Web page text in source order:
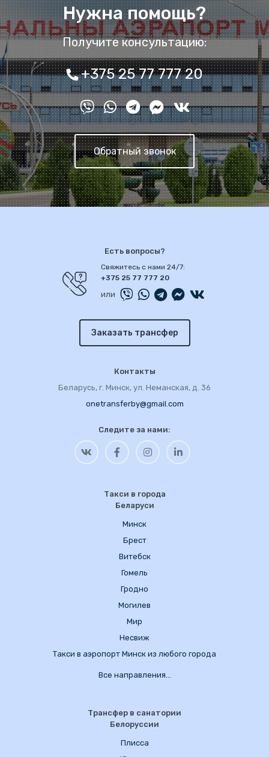
Нужна помощь?
Получите консультацию:
+375 25 77 777 20
Обратный звонок
Есть вопросы?
Свяжитесь с нами 24/7:
+375 25 77 777 20
или
Заказать трансфер
Контакты
Беларусь, г. Минск, ул. Неманская, д. 36
onetransferby@gmail.com
Следите за нами:
Такси в города
Беларуси
Минск
Брест
Витебск
Гомель
Гродно
Могилев
Мир
Несвиж
Такси в аэропорт Минск из любого города
Все направления…
Трансфер в санатории
Белоруссии
Плисса